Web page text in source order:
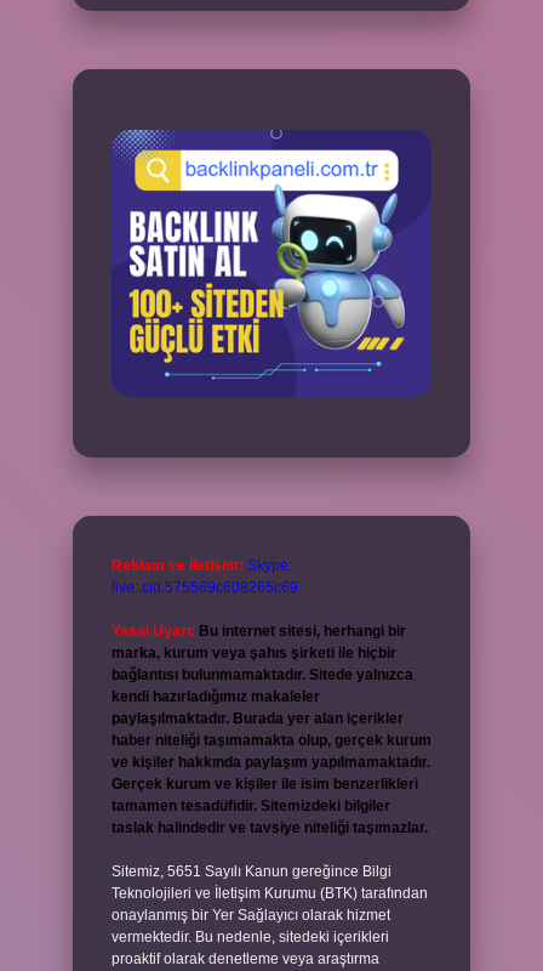
Reklam ve İletişim: Skype:
live:.cid.575569c608265c69
Yasal Uyarı: Bu internet sitesi, herhangi bir
marka, kurum veya şahıs şirketi ile hiçbir
bağlantısı bulunmamaktadır. Sitede yalnızca
kendi hazırladığımız makaleler
paylaşılmaktadır. Burada yer alan içerikler
haber niteliği taşımamakta olup, gerçek kurum
ve kişiler hakkında paylaşım yapılmamaktadır.
Gerçek kurum ve kişiler ile isim benzerlikleri
tamamen tesadüfidir. Sitemizdeki bilgiler
taslak halindedir ve tavsiye niteliği taşımazlar.
Sitemiz, 5651 Sayılı Kanun gereğince Bilgi
Teknolojileri ve İletişim Kurumu (BTK) tarafından
onaylanmış bir Yer Sağlayıcı olarak hizmet
vermektedir. Bu nedenle, sitedeki içerikleri
proaktif olarak denetleme veya araştırma